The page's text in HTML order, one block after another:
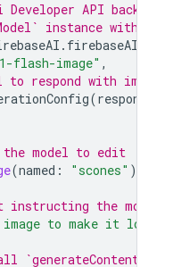
API backend
instance with a
. firebaseAI
flash-image" ,
to respond with
(
model to edit
(named : "scones" )
instructing the model
to make it look
`generateContent`